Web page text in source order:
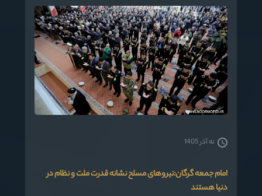
امام جمعه گرگان:نیروهای مسلح نشانه قدرت ملت و نظام در
دنیا هستند
نه آذر 1405